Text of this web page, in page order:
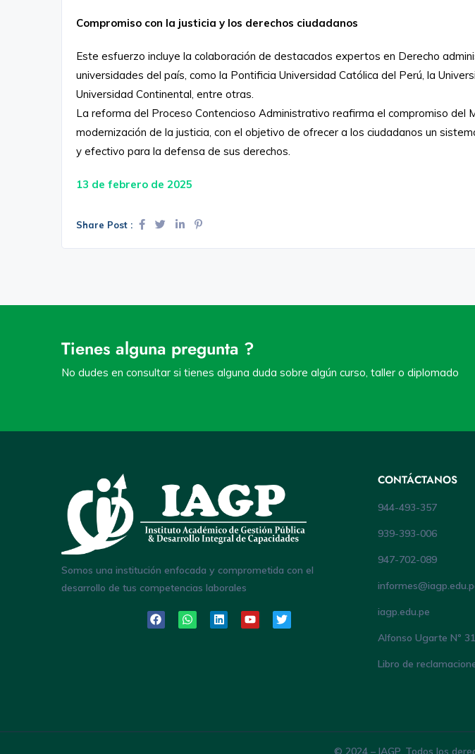
Compromiso con la justicia y los derechos ciudadanos
Este esfuerzo incluye la colaboración de destacados expertos en Derecho
universidades del país, como la Pontificia Universidad Católica del Perú, la
Universidad Continental, entre otras.
La reforma del Proceso Contencioso Administrativo reafirma el compromiso del
modernización de la justicia, con el objetivo de ofrecer a los ciudadanos un
y efectivo para la defensa de sus derechos.
13 de febrero de 2025
Share Post :
Tienes alguna pregunta ?
No dudes en consultar si tienes alguna duda sobre algún curso, taller o diplomado
Somos una institución enfocada y comprometida con el
desarrollo de tus competencias laborales
CONTÁCTANOS
944-493-357
939-393-006
947-702-089
iagp.edu.pe
Alfonso Ugarte Nº
Libro de
© 2024 – IAGP. Todos los